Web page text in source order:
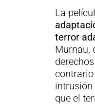
La
terror
Murnau,
intrusión
que el